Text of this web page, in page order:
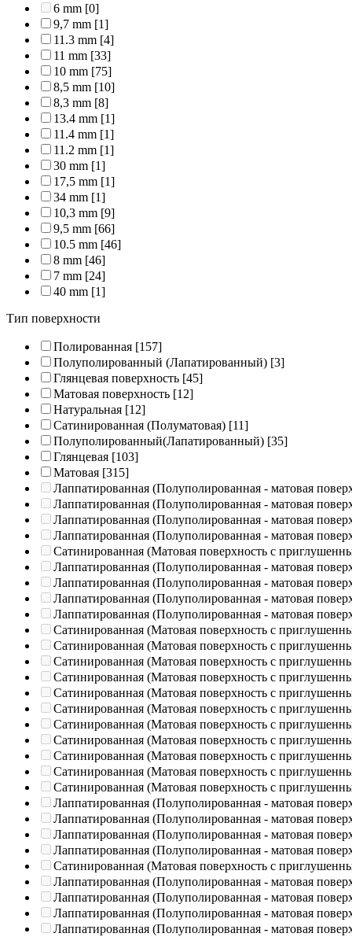
6 mm [0]
9,7 mm [1]
11.3 mm [4]
11 mm [33]
10 mm [75]
8,5 mm [10]
8,3 mm [8]
13.4 mm [1]
11.4 mm [1]
11.2 mm [1]
30 mm [1]
17,5 mm [1]
34 mm [1]
10,3 mm [9]
9,5 mm [66]
10.5 mm [46]
8 mm [46]
7 mm [24]
40 mm [1]
Тип поверхности
Полированная [157]
Полуполированный (Лапатированный) [3]
Глянцевая поверхность [45]
Матовая поверхность [12]
Натуральная [12]
Сатинированная (Полуматовая) [11]
Полуполированный(Лапатированный) [35]
Глянцевая [103]
Матовая [315]
Лаппатированная (Полуполированная - матовая
Лаппатированная (Полуполированная - матовая
Лаппатированная (Полуполированная - матовая
Лаппатированная (Полуполированная - матовая
Сатинированная (Матовая поверхность с
Лаппатированная (Полуполированная - матовая
Лаппатированная (Полуполированная - матовая
Лаппатированная (Полуполированная - матовая
Лаппатированная (Полуполированная - матовая
Сатинированная (Матовая поверхность с
Сатинированная (Матовая поверхность с
Сатинированная (Матовая поверхность с
Сатинированная (Матовая поверхность с
Сатинированная (Матовая поверхность с
Сатинированная (Матовая поверхность с
Сатинированная (Матовая поверхность с
Сатинированная (Матовая поверхность с
Сатинированная (Матовая поверхность с
Сатинированная (Матовая поверхность с
Сатинированная (Матовая поверхность с
Лаппатированная (Полуполированная - матовая
Лаппатированная (Полуполированная - матовая
Лаппатированная (Полуполированная - матовая
Лаппатированная (Полуполированная - матовая
Сатинированная (Матовая поверхность с
Лаппатированная (Полуполированная - матовая
Лаппатированная (Полуполированная - матовая
Лаппатированная (Полуполированная - матовая
Лаппатированная (Полуполированная - матовая